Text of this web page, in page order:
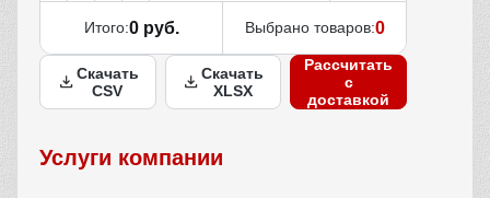
Итого:0 руб. Выбрано товаров:0
Скачать
CSV
Скачать
XLSX
Рассчитать
с
доставкой
Услуги компании